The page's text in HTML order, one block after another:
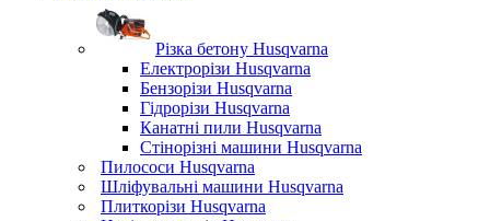
Різка бетону Husqvarna
Електрорізи Husqvarna
Бензорізи Husqvarna
Гідрорізи Husqvarna
Канатні пили Husqvarna
Стінорізні машини Husqvarna
Пилососи Husqvarna
Шліфувальні машини Husqvarna
Плиткорізи Husqvarna